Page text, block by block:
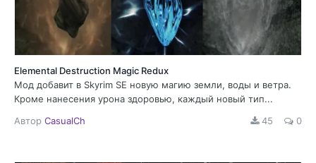
Elemental Destruction Magic Redux
Мод добавит в Skyrim SE новую магию земли, воды и ветра.
Кроме нанесения урона здоровью, каждый новый тип...
Автор CasualCh 45 0